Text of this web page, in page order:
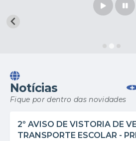
Notícias
Fique por dentro das novidades
2º AVISO DE VISTORIA DE
TRANSPORTE ESCOLAR -